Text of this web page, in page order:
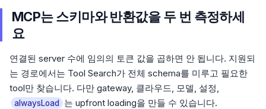
MCP는 스키마와 반환값을 두 번 측정하세
요
연결된 server 수에 임의의 토큰 값을 곱하면 안 됩니다. 지원되
는 경로에서는 Tool Search가 전체 schema를 미루고 필요한
tool만 찾습니다. 다만 gateway, 클라우드, 모델, 설정,
alwaysLoad 는 upfront loading을 만들 수 있습니다.